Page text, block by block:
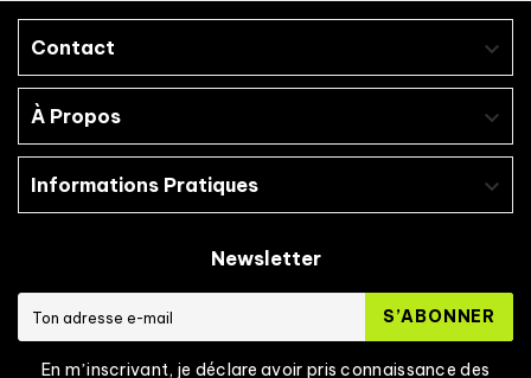
Contact 
À Propos 
Informations Pratiques 
Newsletter
S’ABONNER
En mʼinscrivant, je déclare avoir pris connaissance des